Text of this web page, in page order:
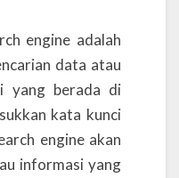
engine adalah
data atau
yang berada di
kata kunci
engine akan
informasi yang